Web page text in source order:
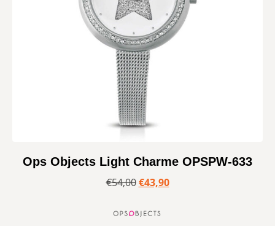
Ops Objects Light Charme OPSPW-633
€54,00 €43,90